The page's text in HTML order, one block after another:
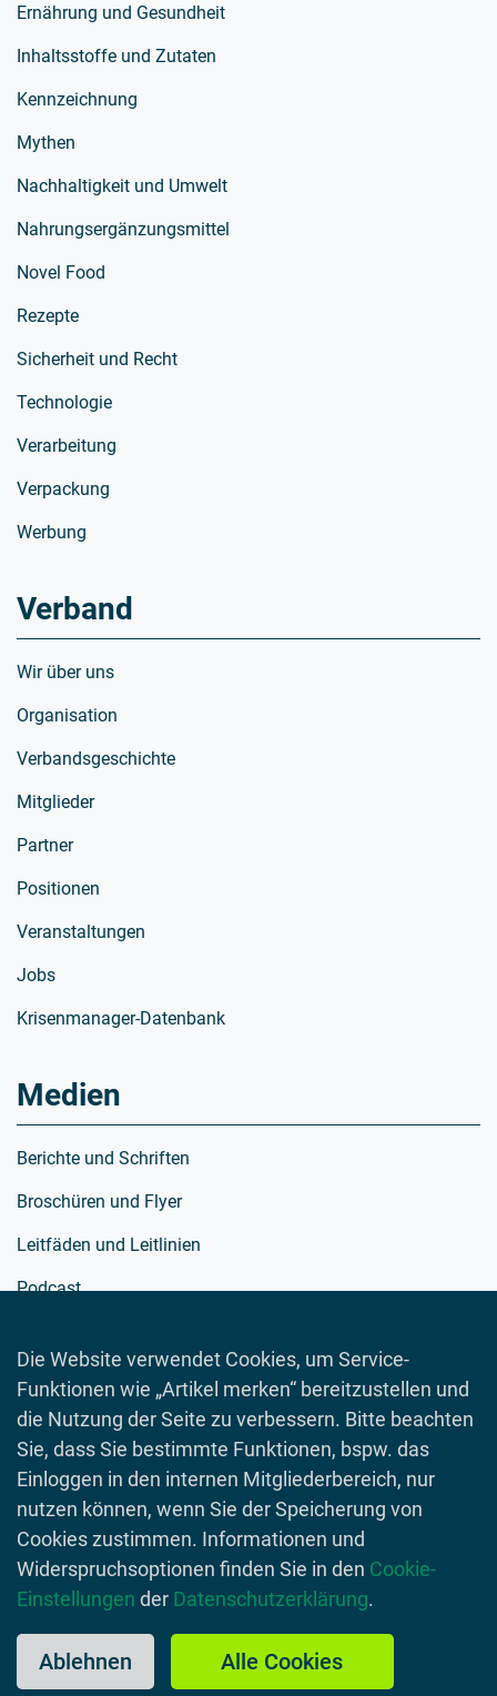
Die Website verwendet Cookies, um Service-
Funktionen wie „Artikel merken“ bereitzustellen und
die Nutzung der Seite zu verbessern. Bitte beachten
Sie, dass Sie bestimmte Funktionen, bspw. das
Einloggen in den internen Mitgliederbereich, nur
nutzen können, wenn Sie der Speicherung von
Cookies zustimmen. Informationen und
Widerspruchsoptionen finden Sie in den Cookie-
Einstellungen der Datenschutzerklärung.
Ablehnen Alle Cookies
Ernährung und Gesundheit
Inhaltsstoffe und Zutaten
Kennzeichnung
Mythen
Nachhaltigkeit und Umwelt
Nahrungsergänzungsmittel
Novel Food
Rezepte
Sicherheit und Recht
Technologie
Verarbeitung
Verpackung
Werbung
Verband
Wir über uns
Organisation
Verbandsgeschichte
Mitglieder
Partner
Positionen
Veranstaltungen
Jobs
Krisenmanager-Datenbank
Medien
Berichte und Schriften
Broschüren und Flyer
Leitfäden und Leitlinien
Podcast
Spielewelt
Toolboxen
Videos
© 2026 Lebensmittelverband Deutschland
Impressum
Datenschutzerklärung Kontakt